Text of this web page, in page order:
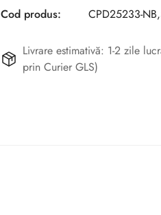
Cod produs:
CPD25233-
Livrare estimativă: 1-2 zile
prin Curier GLS)